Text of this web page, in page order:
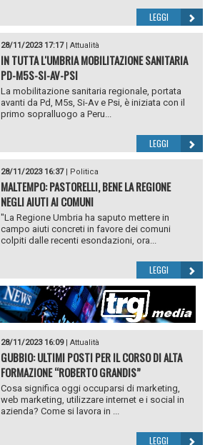
LEGGI
28/11/2023 17:17| Attualità
IN TUTTA L'UMBRIA MOBILITAZIONE SANITARIA
PD-M5S-SI-AV-PSI
La mobilitazione sanitaria regionale, portata
avanti da Pd, M5s, Si-Av e Psi, è iniziata con il
primo sopralluogo a Peru...
LEGGI
28/11/2023 16:37| Politica
MALTEMPO: PASTORELLI, BENE LA REGIONE
NEGLI AIUTI AI COMUNI
"La Regione Umbria ha saputo mettere in
campo aiuti concreti in favore dei comuni
colpiti dalle recenti esondazioni, ora...
LEGGI
28/11/2023 16:09| Attualità
GUBBIO: ULTIMI POSTI PER IL CORSO DI ALTA
FORMAZIONE “ROBERTO GRANDIS”
Cosa significa oggi occuparsi di marketing,
web marketing, utilizzare internet e i social in
azienda? Come si lavora in ...
LEGGI